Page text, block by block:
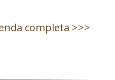
completa >>>